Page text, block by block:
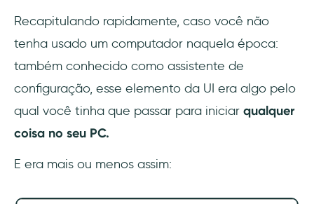
1- Shopify
2- CiviHR
3- JFrog
4- Navattic
Uma alternativa melhor: Exemplos de
Recapitulando rapidamente, caso você não
tenha usado um computador naquela época:
também conhecido como assistente de
configuração, esse elemento da UI era algo pelo
qual você tinha que passar para iniciar qualquer
coisa no seu PC.
E era mais ou menos assim: